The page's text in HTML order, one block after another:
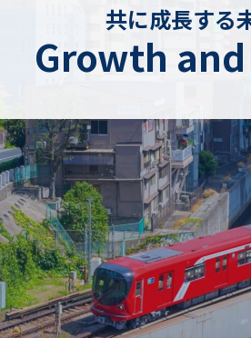
共に成長する
Growth